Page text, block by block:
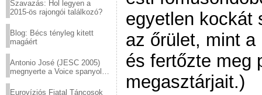
Szavazás: Hol legyen a
2015-ös rajongói találkozó?
Blog: Bécs tényleg kitett
magáért
Antonio José (JESC 2005)
megnyerte a Voice spanyol
Eurovíziós Fiatal Táncosok
egyetlen kockát
az őrület, mint
és fertőzte meg
megasztárjait.)